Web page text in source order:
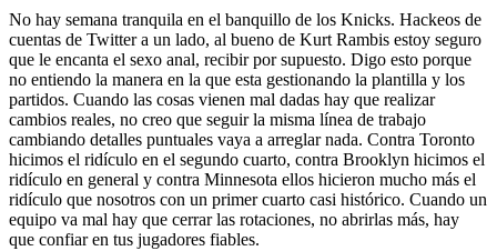
No hay semana tranquila en el banquillo de los Knicks. Hackeos de
cuentas de Twitter a un lado, al bueno de Kurt Rambis estoy seguro
que le encanta el sexo anal, recibir por supuesto. Digo esto porque
no entiendo la manera en la que esta gestionando la plantilla y los
partidos. Cuando las cosas vienen mal dadas hay que realizar
cambios reales, no creo que seguir la misma línea de trabajo
cambiando detalles puntuales vaya a arreglar nada. Contra Toronto
hicimos el ridículo en el segundo cuarto, contra Brooklyn hicimos el
ridículo en general y contra Minnesota ellos hicieron mucho más el
ridículo que nosotros con un primer cuarto casi histórico. Cuando un
equipo va mal hay que cerrar las rotaciones, no abrirlas más, hay
que confiar en tus jugadores fiables.